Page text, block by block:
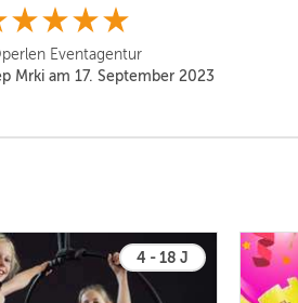
Eventagentur
Mrki am 17. September 2023
4 - 18 J